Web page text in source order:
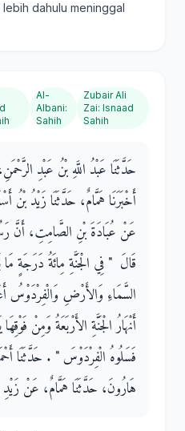
dahulu meninggal
Al-
Albani:
Sahih
Zubair Ali
Zai:Isnaad
Sahih
حَدَّثَنَا عَبْدُ اللَّهِ بْنُ عَبْدِ
أَخْبَرَنَا هَمَّامٌ، حَدَّثَنَا زَيْدُ بْنُ
عَنْ عُبَادَةَ بْنِ الصَّامِتِ، أَنَّ
قَالَ ‏ "‏ فِي الْجَنَّةِ مِائَةُ دَرَجَةٍ
السَّمَاءِ وَالأَرْضِ وَالْفِرْدَوْسُ
أَنْهَارُ الْجَنَّةِ الأَرْبَعَةُ وَمِنْ
فَسَلُوهُ الْفِرْدَوْسَ ‏"‏ ‏.‏ حَدَّثَنَا
هَارُونَ، حَدَّثَنَا هَمَّامٌ، عَنْ